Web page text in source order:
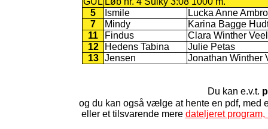
5
Ismile
Lucka Anne
7
Mindy
Karina Bagge
11
Findus
Clara Winther Veel
12
Hedens Tabina
Julie Petas
13
Jensen Jonathan Winther
Du kan e.v.t.
og du kan også vælge at hente en pdf, med
eller et tilsvarende mere dateljeret